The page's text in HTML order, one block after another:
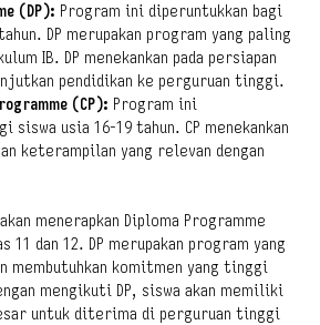
(DP): Program ini diperuntukkan bagi
DP merupakan program yang paling
IB. DP menekankan pada persiapan
pendidikan ke perguruan tinggi.
(CP): Program ini
siswa usia 16-19 tahun. CP menekankan
keterampilan yang relevan dengan
akan menerapkan Diploma Programme
11 dan 12. DP merupakan program yang
membutuhkan komitmen yang tinggi
mengikuti DP, siswa akan memiliki
untuk diterima di perguruan tinggi